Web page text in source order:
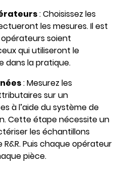
: Choisissez les
les mesures. Il est
soient
qui utiliseront le
dans la pratique.
: Mesurez les
sur un
à l’aide du système de
Cette étape nécessite un
les échantillons
Puis chaque opérateur
pièce.